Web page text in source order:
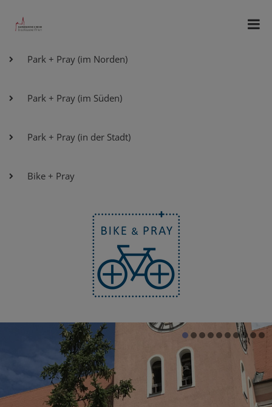
Park + Pray (im Norden)
Park + Pray (im Süden)
Park + Pray (in der Stadt)
Bike + Pray